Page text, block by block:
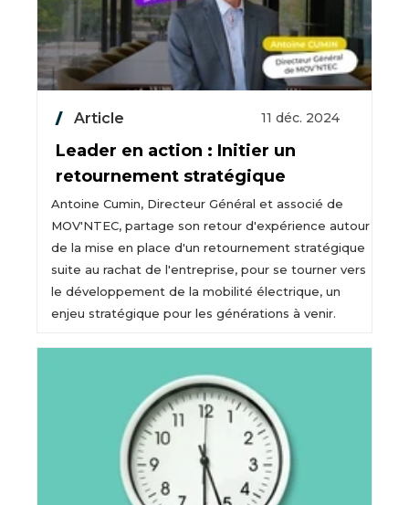
Article 11 déc. 2024
Leader en action : Initier un
retournement stratégique
Antoine Cumin, Directeur Général et associé de
MOV'NTEC, partage son retour d'expérience autour
de la mise en place d'un retournement stratégique
suite au rachat de l'entreprise, pour se tourner vers
le développement de la mobilité électrique, un
enjeu stratégique pour les générations à venir.